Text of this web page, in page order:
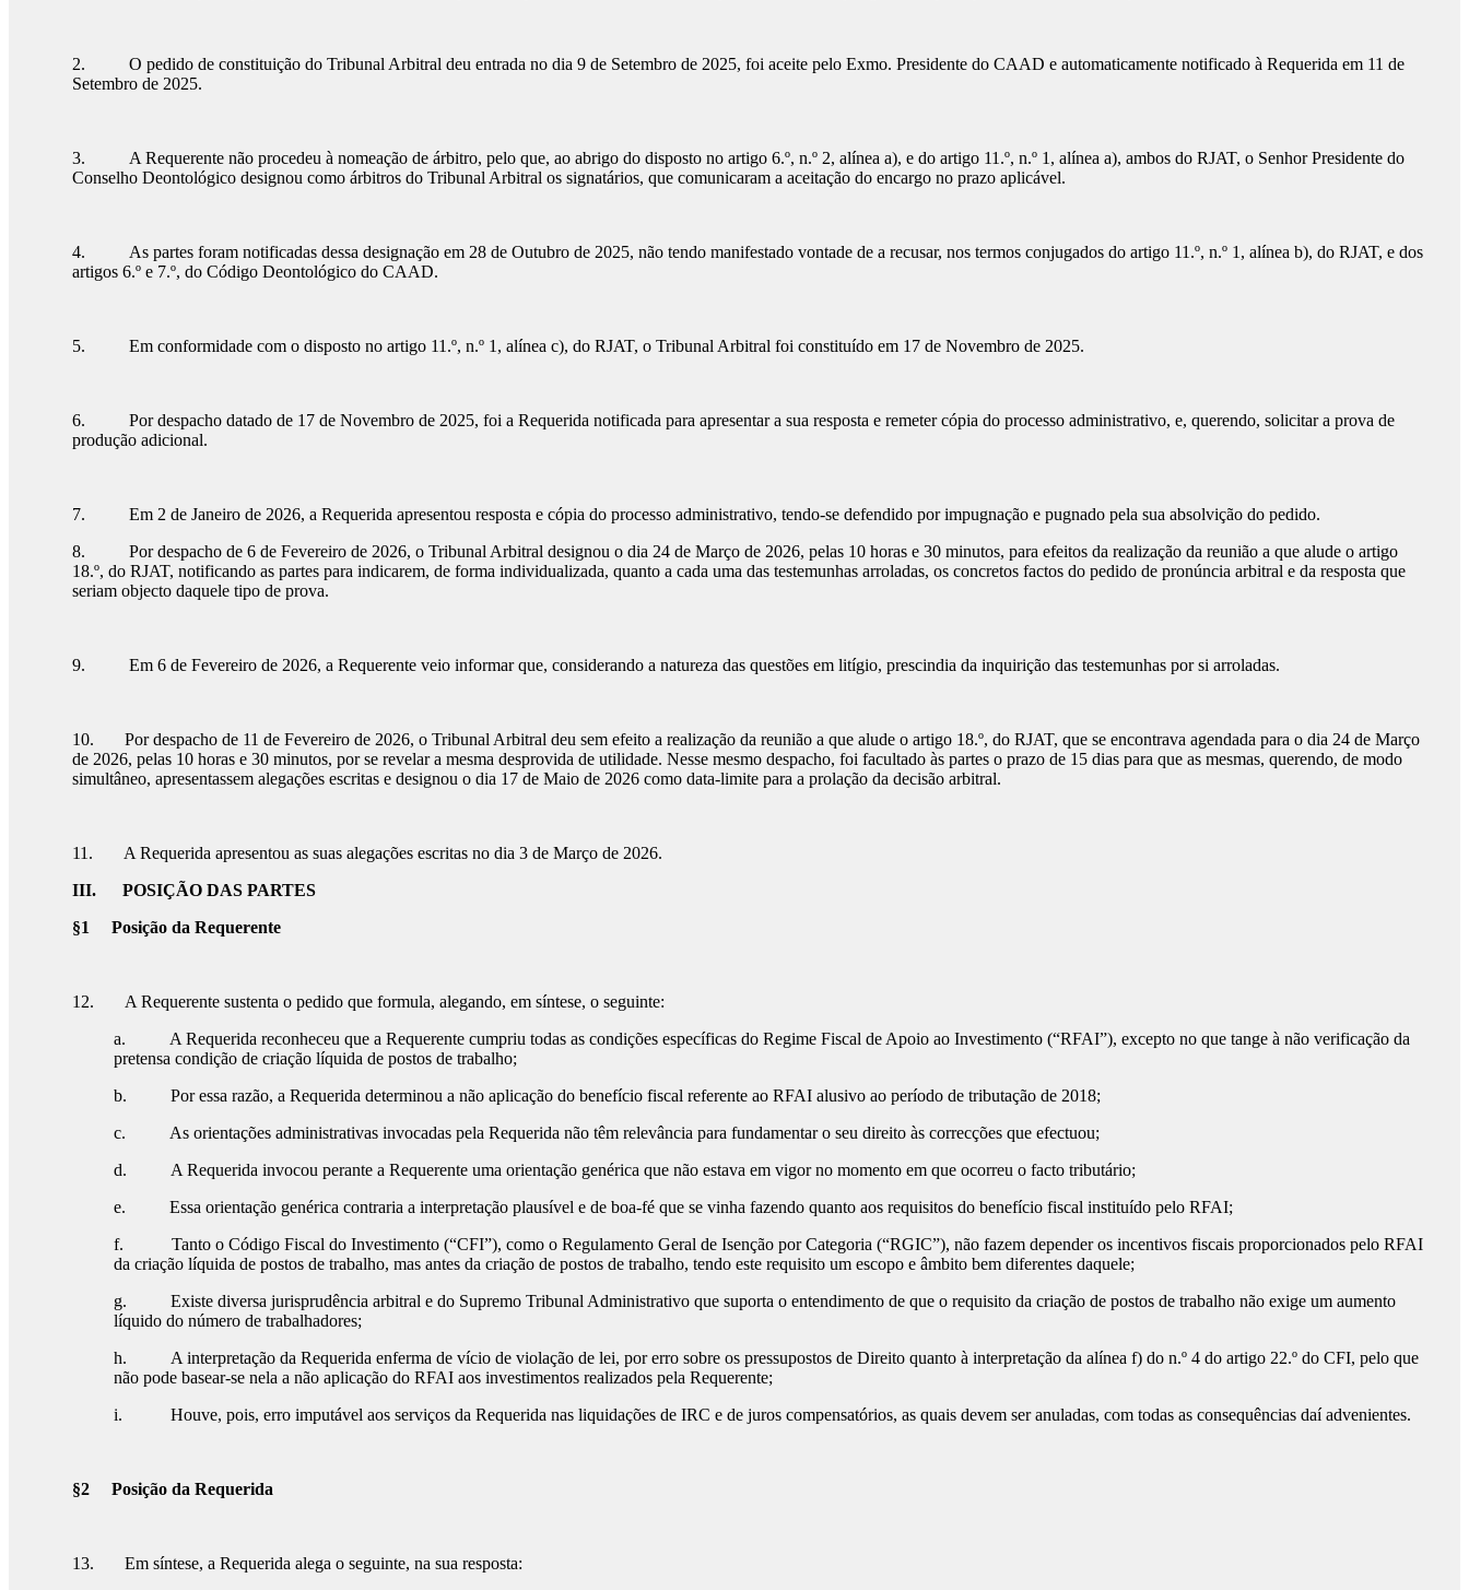
2. O pedido de constituição do Tribunal Arbitral deu entrada no dia 9 de Setembro de 2025, foi aceite pelo Exmo. Presidente do CAAD e automaticamente notificado à Requerida em 11 de
Setembro de 2025.
3. A Requerente não procedeu à nomeação de árbitro, pelo que, ao abrigo do disposto no artigo 6.º, n.º 2, alínea a), e do artigo 11.º, n.º 1, alínea a), ambos do RJAT, o Senhor Presidente do
Conselho Deontológico designou como árbitros do Tribunal Arbitral os signatários, que comunicaram a aceitação do encargo no prazo aplicável.
4. As partes foram notificadas dessa designação em 28 de Outubro de 2025, não tendo manifestado vontade de a recusar, nos termos conjugados do artigo 11.º, n.º 1, alínea b), do RJAT, e dos
artigos 6.º e 7.º, do Código Deontológico do CAAD.
5. Em conformidade com o disposto no artigo 11.º, n.º 1, alínea c), do RJAT, o Tribunal Arbitral foi constituído em 17 de Novembro de 2025.
6. Por despacho datado de 17 de Novembro de 2025, foi a Requerida notificada para apresentar a sua resposta e remeter cópia do processo administrativo, e, querendo, solicitar a prova de
produção adicional.
7. Em 2 de Janeiro de 2026, a Requerida apresentou resposta e cópia do processo administrativo, tendo-se defendido por impugnação e pugnado pela sua absolvição do pedido.
8. Por despacho de 6 de Fevereiro de 2026, o Tribunal Arbitral designou o dia 24 de Março de 2026, pelas 10 horas e 30 minutos, para efeitos da realização da reunião a que alude o artigo
18.º, do RJAT, notificando as partes para indicarem, de forma individualizada, quanto a cada uma das testemunhas arroladas, os concretos factos do pedido de pronúncia arbitral e da resposta que
seriam objecto daquele tipo de prova.
9. Em 6 de Fevereiro de 2026, a Requerente veio informar que, considerando a natureza das questões em litígio, prescindia da inquirição das testemunhas por si arroladas.
10. Por despacho de 11 de Fevereiro de 2026, o Tribunal Arbitral deu sem efeito a realização da reunião a que alude o artigo 18.º, do RJAT, que se encontrava agendada para o dia 24 de Março
de 2026, pelas 10 horas e 30 minutos, por se revelar a mesma desprovida de utilidade. Nesse mesmo despacho, foi facultado às partes o prazo de 15 dias para que as mesmas, querendo, de modo
simultâneo, apresentassem alegações escritas e designou o dia 17 de Maio de 2026 como data-limite para a prolação da decisão arbitral.
11. A Requerida apresentou as suas alegações escritas no dia 3 de Março de 2026.
III. POSIÇÃO DAS PARTES
§1 Posição da Requerente
12. A Requerente sustenta o pedido que formula, alegando, em síntese, o seguinte:
a. A Requerida reconheceu que a Requerente cumpriu todas as condições específicas do Regime Fiscal de Apoio ao Investimento (“RFAI”), excepto no que tange à não verificação da
pretensa condição de criação líquida de postos de trabalho;
b. Por essa razão, a Requerida determinou a não aplicação do benefício fiscal referente ao RFAI alusivo ao período de tributação de 2018;
c. As orientações administrativas invocadas pela Requerida não têm relevância para fundamentar o seu direito às correcções que efectuou;
d. A Requerida invocou perante a Requerente uma orientação genérica que não estava em vigor no momento em que ocorreu o facto tributário;
e. Essa orientação genérica contraria a interpretação plausível e de boa-fé que se vinha fazendo quanto aos requisitos do benefício fiscal instituído pelo RFAI;
f. Tanto o Código Fiscal do Investimento (“CFI”), como o Regulamento Geral de Isenção por Categoria (“RGIC”), não fazem depender os incentivos fiscais proporcionados pelo RFAI
da criação líquida de postos de trabalho, mas antes da criação de postos de trabalho, tendo este requisito um escopo e âmbito bem diferentes daquele;
g. Existe diversa jurisprudência arbitral e do Supremo Tribunal Administrativo que suporta o entendimento de que o requisito da criação de postos de trabalho não exige um aumento
líquido do número de trabalhadores;
h. A interpretação da Requerida enferma de vício de violação de lei, por erro sobre os pressupostos de Direito quanto à interpretação da alínea f) do n.º 4 do artigo 22.º do CFI, pelo que
não pode basear-se nela a não aplicação do RFAI aos investimentos realizados pela Requerente;
i. Houve, pois, erro imputável aos serviços da Requerida nas liquidações de IRC e de juros compensatórios, as quais devem ser anuladas, com todas as consequências daí advenientes.
§2 Posição da Requerida
13. Em síntese, a Requerida alega o seguinte, na sua resposta: